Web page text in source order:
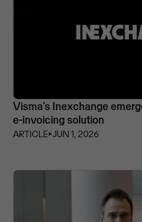
Visma’s Inexchange
e-invoicing solution
ARTICLE⏵JUN 1, 2026